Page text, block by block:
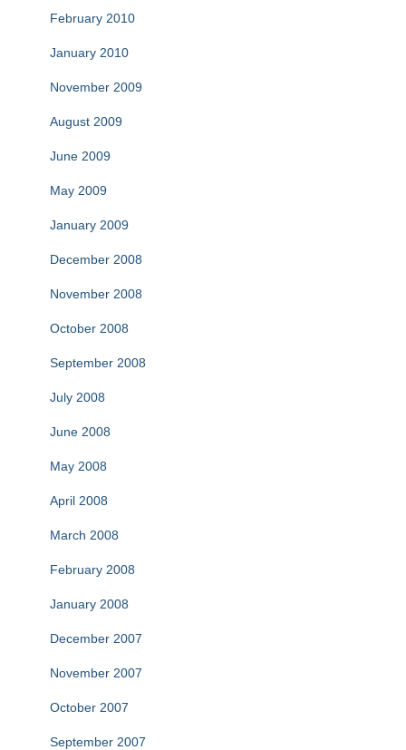
February 2010
January 2010
November 2009
August 2009
June 2009
May 2009
January 2009
December 2008
November 2008
October 2008
September 2008
July 2008
June 2008
May 2008
April 2008
March 2008
February 2008
January 2008
December 2007
November 2007
October 2007
September 2007